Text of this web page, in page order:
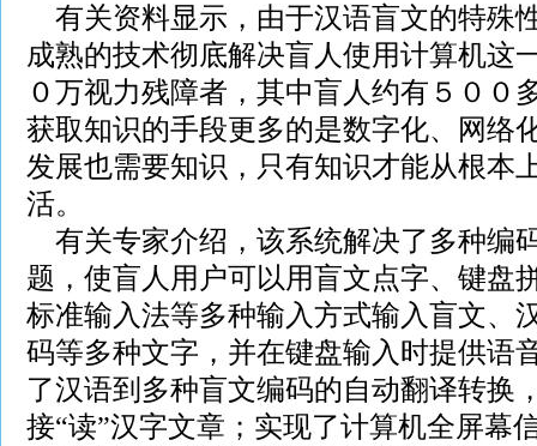
有关资料显示，由于汉语盲文的特殊
成熟的技术彻底解决盲人使用计算机这
０万视力残障者，其中盲人约有５００
获取知识的手段更多的是数字化、网络
发展也需要知识，只有知识才能从根本
活。
有关专家介绍，该系统解决了多种编
题，使盲人用户可以用盲文点字、键盘
标准输入法等多种输入方式输入盲文、
码等多种文字，并在键盘输入时提供语
了汉语到多种盲文编码的自动翻译转换
接“读”汉字文章；实现了计算机全屏幕